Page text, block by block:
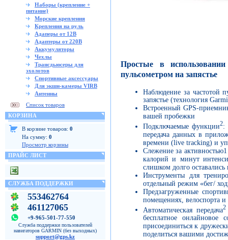
Наборы (крепление +
питание)
Морские крепления
Крепления на руль
Адаперы от 12В
Адаптеры от 220В
Аккумуляторы
Чехлы
Трансдьюсеры для
эхолотов
Спортивные аксессуары
Для экшн-камеры VIRB
Антенны
Список товаров
КОРЗИНА
В корзине товаров: 0
На сумму: 0
Просмотр корзины
ПРАЙС ЛИСТ
СЛУЖБА ПОДДЕРЖКИ
553462764
461127065
+9-965-501-77-550
Служба поддержки пользователей
навигаторов GARMIN (без выходных)
support@gps.kz
Простые в
пульсометром на запястье
Наблюдение за частотой
запястье (технология
Встроенный GPS-
вашей пробежки
Подключаемые функции2:
передача данных в
времени (live tracking) и
Слежение за
калорий и минут
слишком долго
Инструменты для
отдельный режим «бег/
Предзагруженные
помещениях, велоспорта и
Автоматическая передача2
бесплатное
присоединиться к
поделиться вашими